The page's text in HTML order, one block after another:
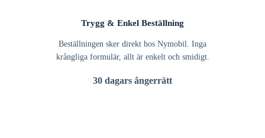
Trygg & Enkel Beställning
Beställningen sker direkt hos Nymobil. Inga
krångliga formulär, allt är enkelt och smidigt.
30 dagars ångerrätt